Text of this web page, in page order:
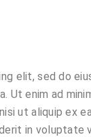
elit, sed do
Ut enim ad
ut aliquip ex
in voluptate